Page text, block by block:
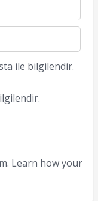
ile bilgilendir.
Learn how your